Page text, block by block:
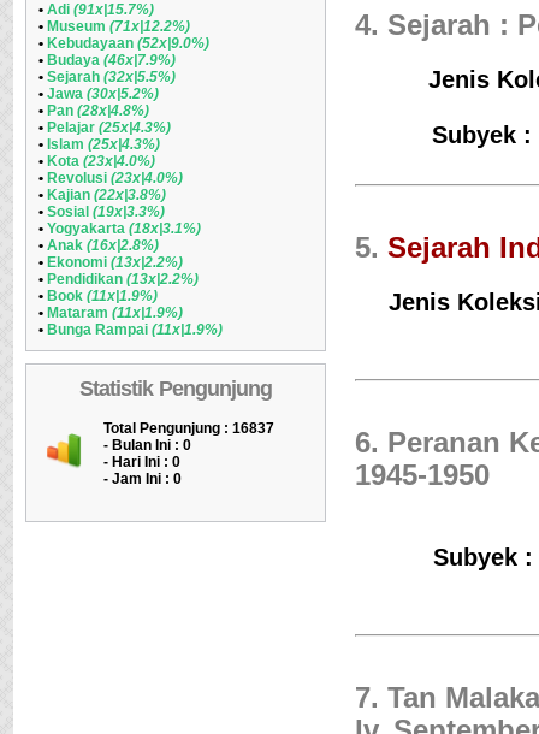
• Adi (91x|15.7%)
• Museum (71x|12.2%)
• Kebudayaan (52x|9.0%)
• Budaya (46x|7.9%)
• Sejarah (32x|5.5%)
• Jawa (30x|5.2%)
• Pan (28x|4.8%)
• Pelajar (25x|4.3%)
• Islam (25x|4.3%)
• Kota (23x|4.0%)
• Revolusi (23x|4.0%)
• Kajian (22x|3.8%)
• Sosial (19x|3.3%)
• Yogyakarta (18x|3.1%)
• Anak (16x|2.8%)
• Ekonomi (13x|2.2%)
• Pendidikan (13x|2.2%)
• Book (11x|1.9%)
• Mataram (11x|1.9%)
• Bunga Rampai (11x|1.9%)
Statistik Pengunjung
Total Pengunjung : 16837
- Bulan Ini : 0
- Hari Ini : 0
- Jam Ini : 0
4. Sejarah :
Jenis
Subyek
5. Sejarah
Jenis
6. Peranan
1945-1950
Subyek :
7. Tan